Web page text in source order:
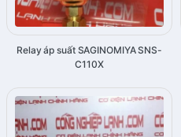
Relay áp suất SAGINOMIYA SNS-
C110X